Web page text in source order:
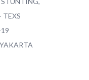
TEXS